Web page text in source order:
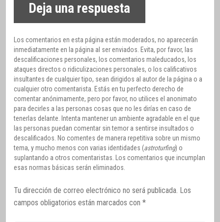
Deja una respuesta
Los comentarios en esta página están moderados, no aparecerán
inmediatamente en la página al ser enviados. Evita, por favor, las
descalificaciones personales, los comentarios maleducados, los
ataques directos o ridiculizaciones personales, o los calificativos
insultantes de cualquier tipo, sean dirigidos al autor de la página o a
cualquier otro comentarista. Estás en tu perfecto derecho de
comentar anónimamente, pero por favor, no utilices el anonimato
para decirles a las personas cosas que no les dirías en caso de
tenerlas delante. Intenta mantener un ambiente agradable en el que
las personas puedan comentar sin temor a sentirse insultados o
descalificados. No comentes de manera repetitiva sobre un mismo
tema, y mucho menos con varias identidades (astroturfing) o
suplantando a otros comentaristas. Los comentarios que incumplan
esas normas básicas serán eliminados.
Tu dirección de correo electrónico no será publicada. Los
campos obligatorios están marcados con *